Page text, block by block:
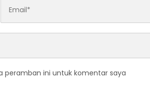
peramban ini untuk komentar saya